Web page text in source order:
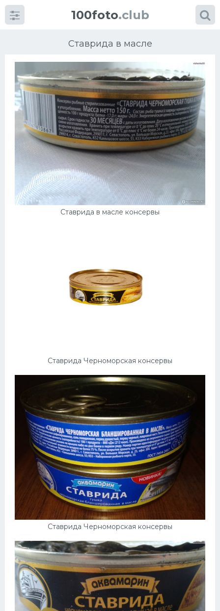
100foto.club
Ставрида в масле
Ставрида в масле консервы
Ставрида Черноморская консервы
Ставрида Черноморская консервы
Категориикартинок
Супы
Мясные блюда
Печенье
Салат
Дизайн комнаты